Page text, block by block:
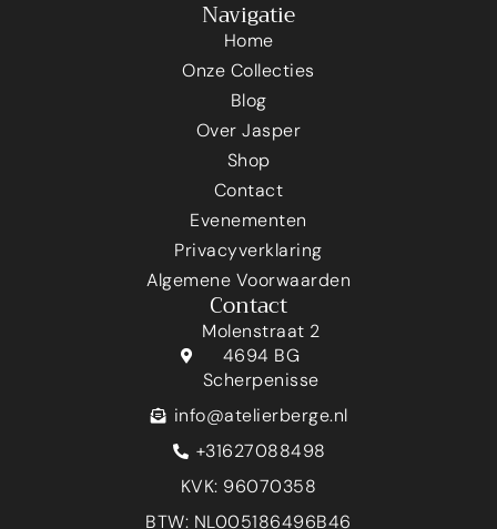
Navigatie
Home
Onze Collecties
Blog
Over Jasper
Shop
Contact
Evenementen
Privacyverklaring
Algemene Voorwaarden
Contact
Molenstraat 2
4694 BG
Scherpenisse
info@atelierberge.nl
+31627088498
KVK: 96070358
BTW: NL005186496B46